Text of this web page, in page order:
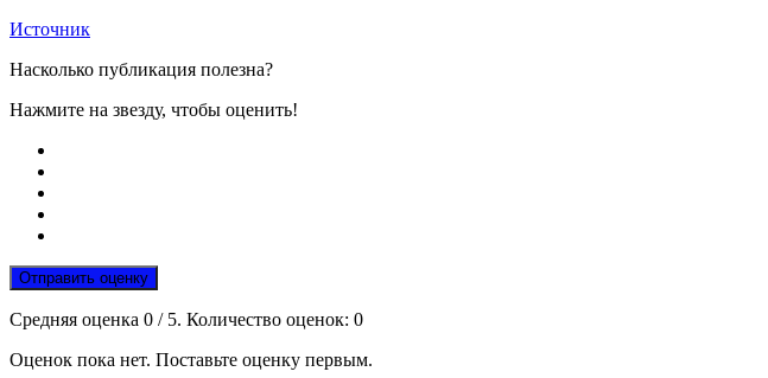
Источник
Насколько публикация полезна?
Нажмите на звезду, чтобы оценить!
Отправить оценку
Средняя оценка 0 / 5. Количество оценок: 0
Оценок пока нет. Поставьте оценку первым.